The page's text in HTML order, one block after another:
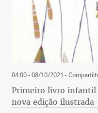
04:00 - 08/10/2021 -
Primeiro livro infantil
nova edição ilustrada